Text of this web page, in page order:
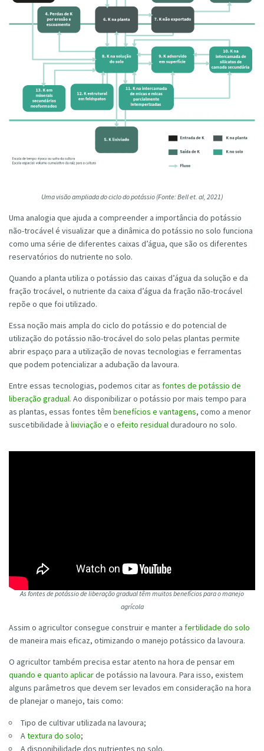
Uma visão ampliada do ciclo do potássio (Fonte: Bell et. al, 2021)
Uma analogia que ajuda a compreender a importância do potássio
não-trocável é visualizar que a dinâmica do potássio no solo funciona
como uma série de diferentes caixas d’água, que são os diferentes
reservatórios do nutriente no solo.
Quando a planta utiliza o potássio das caixas d’água da solução e da
fração trocável, o nutriente da caixa d’água da fração não-trocável
repõe o que foi utilizado.
Essa noção mais ampla do ciclo do potássio e do potencial de
utilização do potássio não-trocável do solo pelas plantas permite
abrir espaço para a utilização de novas tecnologias e ferramentas
que podem potencializar a adubação da lavoura.
Entre essas tecnologias, podemos citar as fontes de potássio de
liberação gradual. Ao disponibilizar o potássio por mais tempo para
as plantas, essas fontes têm benefícios e vantagens, como a menor
suscetibilidade à lixiviação e o efeito residualduradouro no solo.
As fontes de potássio de liberação gradual têm muitos benefícios para o manejo
agrícola
Assim o agricultor consegue construir e manter a fertilidade do solo
de maneira mais eficaz, otimizando o manejo potássico da lavoura.
O agricultor também precisa estar atento na hora de pensar em
quando e quanto aplicarde potássio na lavoura. Para isso, existem
alguns parâmetros que devem ser levados em consideração na hora
de planejar o manejo, tais como:
Tipo de cultivar utilizada na lavoura;
Atextura do solo;
A disponibilidade dos nutrientes no solo.